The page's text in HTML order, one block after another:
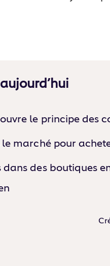
aujourd’hui
le principe des
le marché pour
dans des boutiques